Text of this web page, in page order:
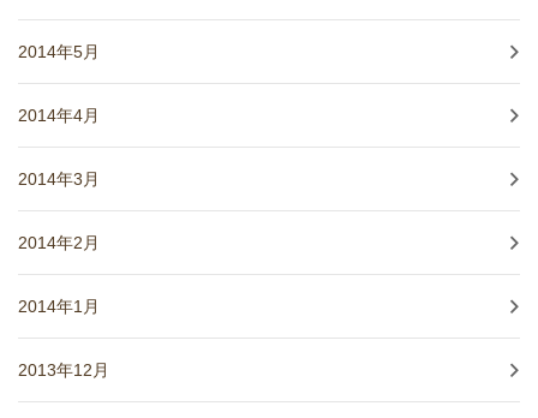
2014年5月
2014年4月
2014年3月
2014年2月
2014年1月
2013年12月